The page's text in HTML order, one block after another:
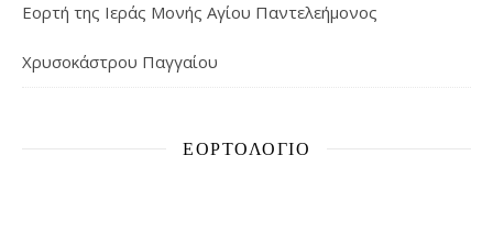
Εορτή της Ιεράς Μονής Αγίου Παντελεήμονος
Χρυσοκάστρου Παγγαίου
ΕΟΡΤΟΛΌΓΙΟ